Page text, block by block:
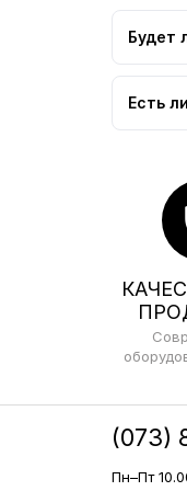
Будет
Есть
(073)
Пн–Пт